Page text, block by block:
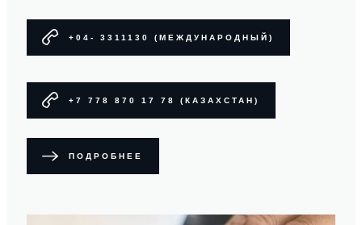
+04- 3311130 (МЕЖДУНАРОДНЫЙ)
+7 778 870 17 78 (КАЗАХСТАН)
ПОДРОБНЕЕ